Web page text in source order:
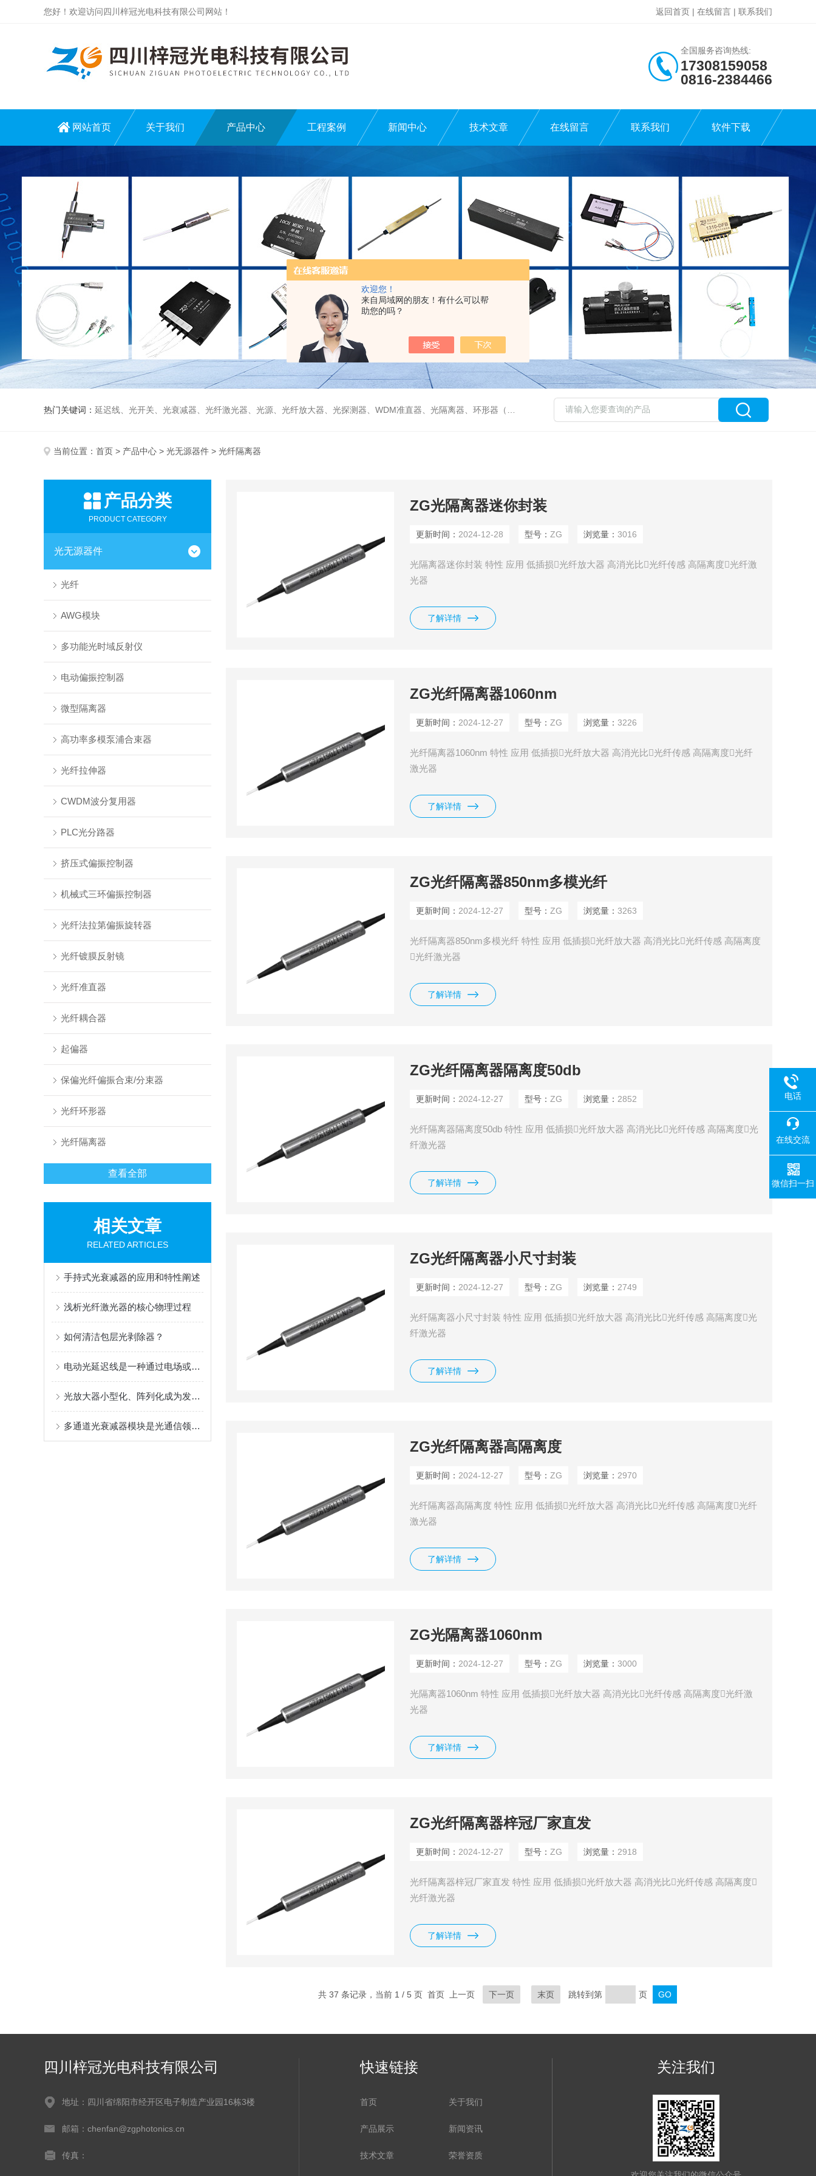
欢迎您！
来自局域网的朋友！有什么可以帮
助您的吗？
您好！欢迎访问四川梓冠光电科技有限公司网站！ 返回首页 | 在线留言 | 联系我们
全国服务咨询热线:
17308159058
0816-2384466
网站首页 关于我们 产品中心 工程案例 新闻中心 技术文章 在线留言 联系我们 软件下载
热门关键词： 延迟线、光开关、光衰减器、光纤激光器、光源、光纤放大器、光探测器、WDM准直器、光隔离器、环形器（三端口、四端口）、偏振分束器/合束器、起偏器、耦合器、单纤/双纤准直器、激光准直器、光纤反射镜、光纤旋转器、偏振控制器（三环、挤压式）、光栅、波分复用器（CWDM/DWDM）等
当前位置： 首页 > 产品中心 > 光无源器件 > 光纤隔离器
产品分类
PRODUCT CATEGORY
光无源器件
光纤
AWG模块
多功能光时域反射仪
电动偏振控制器
微型隔离器
高功率多模泵浦合束器
光纤拉伸器
CWDM波分复用器
PLC光分路器
挤压式偏振控制器
机械式三环偏振控制器
光纤法拉第偏振旋转器
光纤镀膜反射镜
光纤准直器
光纤耦合器
起偏器
保偏光纤偏振合束/分束器
光纤环形器
光纤隔离器
查看全部
相关文章
RELATED ARTICLES
手持式光衰减器的应用和特性阐述
浅析光纤激光器的核心物理过程
如何清洁包层光剥除器？
电动光延迟线是一种通过电场或电机控制调节光信号传输路径或速度的设备
光放大器小型化、阵列化成为发展趋势
多通道光衰减器模块是光通信领域中的关键组件
ZG光隔离器迷你封装
更新时间： 2024-12-28 型号： ZG 浏览量：3016
光隔离器迷你封装 特性 应用 低插损光纤放大器 高消光比光纤传感 高隔离度光纤激
光器
了解详情
ZG光纤隔离器1060nm
更新时间： 2024-12-27 型号： ZG 浏览量：3226
光纤隔离器1060nm 特性 应用 低插损光纤放大器 高消光比光纤传感 高隔离度光纤
激光器
了解详情
ZG光纤隔离器850nm多模光纤
更新时间： 2024-12-27 型号： ZG 浏览量：3263
光纤隔离器850nm多模光纤 特性 应用 低插损光纤放大器 高消光比光纤传感 高隔离度
光纤激光器
了解详情
ZG光纤隔离器隔离度50db
更新时间： 2024-12-27 型号： ZG 浏览量： 2852
光纤隔离器隔离度50db 特性 应用 低插损光纤放大器 高消光比光纤传感 高隔离度光
纤激光器
了解详情
ZG光纤隔离器小尺寸封装
更新时间： 2024-12-27 型号： ZG 浏览量： 2749
光纤隔离器小尺寸封装 特性 应用 低插损光纤放大器 高消光比光纤传感 高隔离度光
纤激光器
了解详情
ZG光纤隔离器高隔离度
更新时间： 2024-12-27 型号： ZG 浏览量： 2970
光纤隔离器高隔离度 特性 应用 低插损光纤放大器 高消光比光纤传感 高隔离度光纤
激光器
了解详情
ZG光隔离器1060nm
更新时间： 2024-12-27 型号： ZG 浏览量：3000
光隔离器1060nm 特性 应用 低插损光纤放大器 高消光比光纤传感 高隔离度光纤激
光器
了解详情
ZG光纤隔离器梓冠厂家直发
更新时间： 2024-12-27 型号： ZG 浏览量： 2918
光纤隔离器梓冠厂家直发 特性 应用 低插损光纤放大器 高消光比光纤传感 高隔离度
光纤激光器
了解详情
共 37 条记录，当前 1 / 5 页 首页 上一页 下一页 末页 跳转到第 页
四川梓冠光电科技有限公司
地址：四川省绵阳市经开区电子制造产业园16栋3楼
邮箱：chenfan@zgphotonics.cn
传真：
快速链接
首页 关于我们
产品展示 新闻资讯
技术文章 荣誉资质
关注我们
电话
在线交流
微信扫一扫